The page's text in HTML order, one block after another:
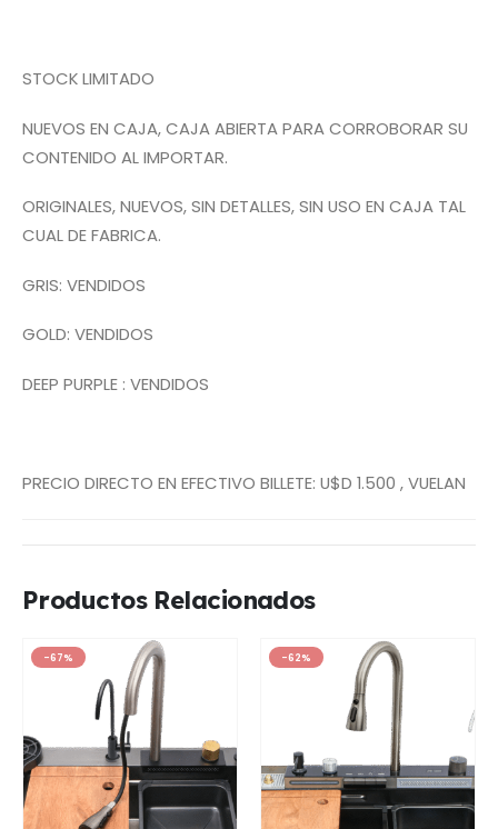
STOCK LIMITADO
NUEVOS EN CAJA, CAJA ABIERTA PARA CORROBORAR SU
CONTENIDO AL IMPORTAR.
ORIGINALES, NUEVOS, SIN DETALLES, SIN USO EN CAJA TAL
CUAL DE FABRICA.
GRIS: VENDIDOS
GOLD: VENDIDOS
DEEP PURPLE : VENDIDOS
PRECIO DIRECTO EN EFECTIVO BILLETE: U$D 1.500 , VUELAN
Productos Relacionados
-67% -62%